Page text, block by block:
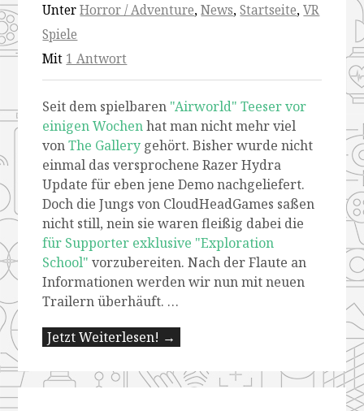
UnterHorror / Adventure,News,Startseite,VR
Spiele
Mit 1 Antwort
Seit dem spielbaren "Airworld" Teeser vor
einigen Wochenhat man nicht mehr viel
vonThe Gallery gehört. Bisher wurde nicht
einmal das versprochene Razer Hydra
Update für eben jene Demo nachgeliefert.
Doch die Jungs von CloudHeadGames saßen
nicht still, nein sie waren fleißig dabei die
für Supporter exklusive "Exploration
School" vorzubereiten. Nach der Flaute an
Informationen werden wir nun mit neuen
Trailern überhäuft. …
Jetzt Weiterlesen! →